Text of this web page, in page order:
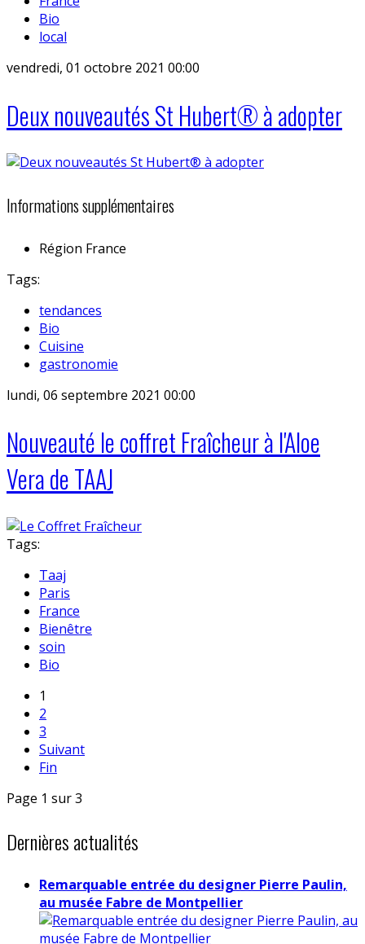
Bio
local
vendredi, 01 octobre 2021 00:00
Deux nouveautés St Hubert® à adopter
Informations supplémentaires
Région France
Tags:
tendances
Bio
Cuisine
gastronomie
lundi, 06 septembre 2021 00:00
Nouveauté le coffret Fraîcheur à l'Aloe
Vera de TAAJ
Tags:
Taaj
Paris
France
Bienêtre
soin
Bio
1
2
3
Suivant
Fin
Page 1 sur 3
Dernières actualités
Remarquable entrée du designer Pierre Paulin,
au musée Fabre de Montpellier